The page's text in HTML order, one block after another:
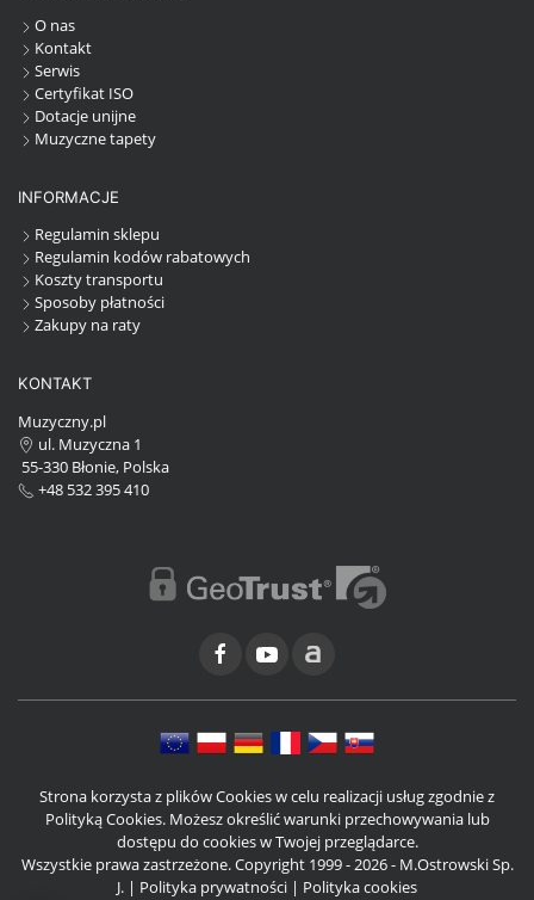
O nas
Kontakt
Serwis
Certyfikat ISO
Dotacje unijne
Muzyczne tapety
INFORMACJE
Regulamin sklepu
Regulamin kodów rabatowych
Koszty transportu
Sposoby płatności
Zakupy na raty
KONTAKT
Muzyczny.pl
ul. Muzyczna 1
55-330 Błonie, Polska
+48 532 395 410
Strona korzysta z plików Cookies w celu realizacji usług zgodnie z
Polityką Cookies. Możesz określić warunki przechowywania lub
dostępu do cookies w Twojej przeglądarce.
Wszystkie prawa zastrzeżone. Copyright 1999 - 2026 - M.Ostrowski Sp.
J. | Polityka prywatności | Polityka cookies